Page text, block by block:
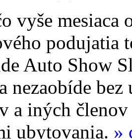
vyše mesiaca
podujatia
Auto Show
nezaobíde
a iných
ubytovania. »